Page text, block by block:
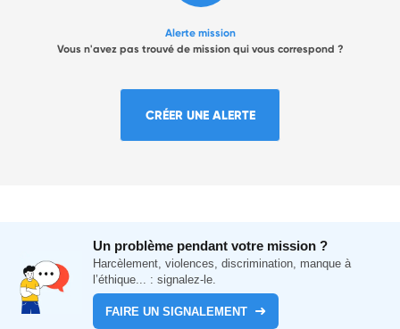
Alerte mission
Vous n'avez pas trouvé de mission qui vous correspond ?
CRÉER UNE ALERTE
Un problème pendant votre mission ?
Harcèlement, violences, discrimination, manque à
l’éthique... : signalez-le.
FAIRE UN SIGNALEMENT